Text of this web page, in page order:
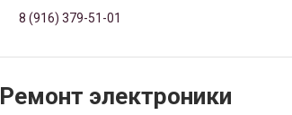
8 (916) 379-51-01
Ремонт электроники